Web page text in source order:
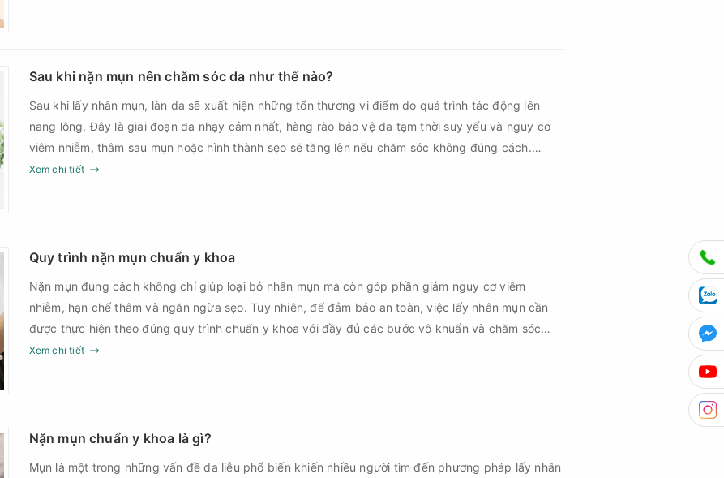
Sau khi nặn mụn nên chăm sóc da như thế nào?
Sau khi lấy nhân mụn, làn da sẽ xuất hiện những tổn thương vi điểm do quá trình tác động lên
nang lông. Đây là giai đoạn da nhạy cảm nhất, hàng rào bảo vệ da tạm thời suy yếu và nguy cơ
viêm nhiễm, thâm sau mụn hoặc hình thành sẹo sẽ tăng lên nếu chăm sóc không đúng cách.
Chính vì vậy, việc chăm sóc da sau nặn mụn không chỉ giúp vùng da hồi phục nhanh hơn mà còn
Xem chi tiết
Quy trình nặn mụn chuẩn y khoa
Nặn mụn đúng cách không chỉ giúp loại bỏ nhân mụn mà còn góp phần giảm nguy cơ viêm
nhiễm, hạn chế thâm và ngăn ngừa sẹo. Tuy nhiên, để đảm bảo an toàn, việc lấy nhân mụn cần
được thực hiện theo đúng quy trình chuẩn y khoa với đầy đủ các bước vô khuẩn và chăm sóc
sau điều trị.
Xem chi tiết
Nặn mụn chuẩn y khoa là gì?
Mụn là một trong những vấn đề da liễu phổ biến khiến nhiều người tìm đến phương pháp lấy nhân